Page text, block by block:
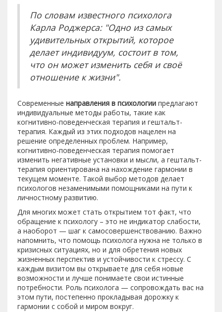
По словам известного психолога
Карла Роджерса: "Одно из самых
удивительных открытий, которое
делает индивидуум, состоит в том,
что он может изменить себя и своё
отношение к жизни".
Современные направления в психологии предлагают
индивидуальные методы работы, такие как
когнитивно-поведенческая терапия и гештальт-
терапия. Каждый из этих подходов нацелен на
решение определенных проблем. Например,
когнитивно-поведенческая терапия помогает
изменить негативные установки и мысли, а гештальт-
терапия ориентирована на нахождение гармонии в
текущем моменте. Такой выбор методов делает
психологов незаменимыми помощниками на пути к
личностному развитию.
Для многих может стать открытием тот факт, что
обращение к психологу – это не индикатор слабости,
а наоборот — шаг к самосовершенствованию. Важно
напомнить, что помощь психолога нужна не только в
кризисных ситуациях, но и для обретения новых
жизненных перспектив и устойчивости к стрессу. С
каждым визитом вы открываете для себя новые
возможности и лучше понимаете свои истинные
потребности. Роль психолога — сопровождать вас на
этом пути, постепенно прокладывая дорожку к
гармонии с собой и миром вокруг.